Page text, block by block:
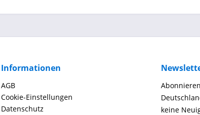
Informationen
AGB
Cookie-Einstellungen
Datenschutz
keine